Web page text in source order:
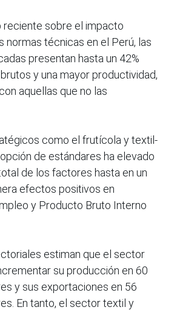
reciente sobre el impacto
normas técnicas en el Perú, las
presentan hasta un 42%
y una mayor productividad,
aquellas que no las
como el frutícola y textil-
de estándares ha elevado
de los factores hasta en un
efectos positivos en
y Producto Bruto Interno
estiman que el sector
su producción en 60
y sus exportaciones en 56
En tanto, el sector textil y